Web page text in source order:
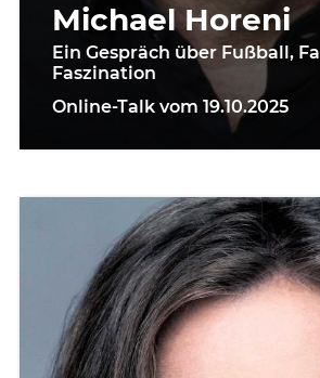
Michael Horeni
Ein Gespräch über Fußball,
Faszination
Online-Talk vom 19.10.2025